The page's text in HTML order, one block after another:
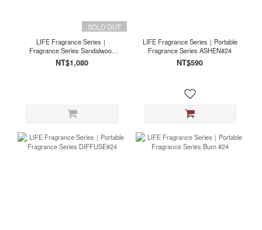
SOLD OUT
LIFE Fragrance Series｜
Fragrance Series Sandalwood
#23
NT$1,080
LIFE Fragrance Series｜Portable
Fragrance Series ASHEN#24
NT$590